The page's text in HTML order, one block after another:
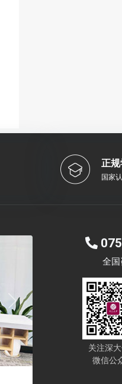
正
国家
Next
全
关注深
微信公